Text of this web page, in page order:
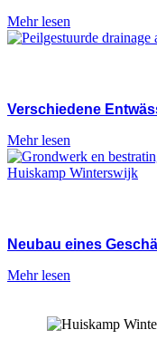
Mehr lesen
Verschiedene
Mehr lesen
Neubau eines
Mehr lesen